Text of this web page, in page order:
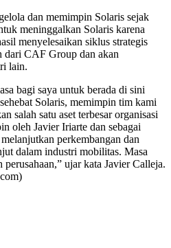
dan memimpin Solaris sejak
meninggalkan Solaris karena
menyelesaikan siklus strategis
dari CAF Group dan akan
lain.
bagi saya untuk berada di sini
Solaris, memimpin tim kami
salah satu aset terbesar organisasi
oleh Javier Iriarte dan sebagai
perkembangan dan
dalam industri mobilitas. Masa
perusahaan,” ujar kata Javier Calleja.